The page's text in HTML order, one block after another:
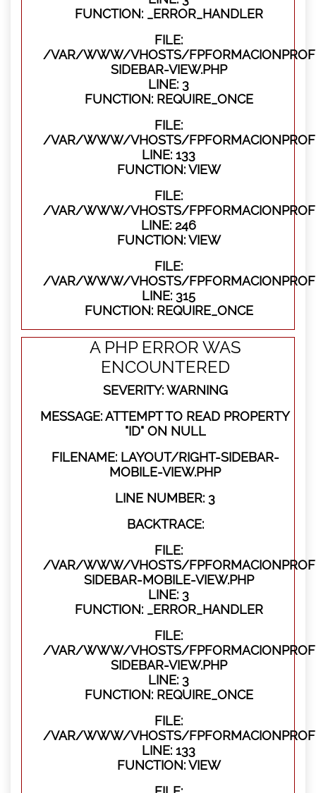
FUNCTION: _ERROR_HANDLER
FILE:
/VAR/WWW/VHOSTS/
SIDEBAR-VIEW.PHP
LINE: 3
FUNCTION: REQUIRE_ONCE
FILE:
/VAR/WWW/VHOSTS/
LINE: 133
FUNCTION: VIEW
FILE:
/VAR/WWW/VHOSTS/
LINE: 246
FUNCTION: VIEW
FILE:
/VAR/WWW/VHOSTS/
LINE: 315
FUNCTION: REQUIRE_ONCE
A PHP ERROR WAS
ENCOUNTERED
SEVERITY: WARNING
MESSAGE: ATTEMPT TO READ PROPERTY
"ID" ON NULL
FILENAME: LAYOUT/RIGHT-SIDEBAR-
MOBILE-VIEW.PHP
LINE NUMBER: 3
BACKTRACE:
FILE:
/VAR/WWW/VHOSTS/
SIDEBAR-MOBILE-VIEW.PHP
LINE: 3
FUNCTION: _ERROR_HANDLER
FILE:
/VAR/WWW/VHOSTS/
SIDEBAR-VIEW.PHP
LINE: 3
FUNCTION: REQUIRE_ONCE
FILE:
/VAR/WWW/VHOSTS/
LINE: 133
FUNCTION: VIEW